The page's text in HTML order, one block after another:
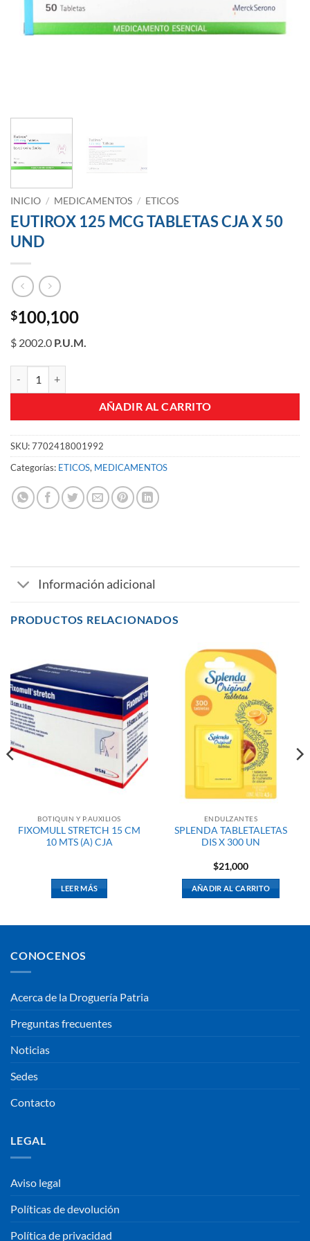
INICIO / MEDICAMENTOS / ETICOS
EUTIROX 125 MCG TABLETAS CJA X 50
UND
$100,100
$ 2002.0 P.U.M.
AÑADIR AL CARRITO
SKU:7702418001992
Categorías: ETICOS, MEDICAMENTOS
Información adicional
PRODUCTOS RELACIONADOS
BOTIQUIN Y P.AUXILIOS
FIXOMULL STRETCH 15 CM
10 MTS (A) CJA
LEER MÁS
ENDULZANTES
SPLENDA TABLETALETAS
DIS X 300 UN
$21,000
AÑADIR AL CARRITO
CONOCENOS
Acerca de la Droguería Patria
Preguntas frecuentes
Noticias
Sedes
Contacto
LEGAL
Aviso legal
Políticas de devolución
Política de privacidad